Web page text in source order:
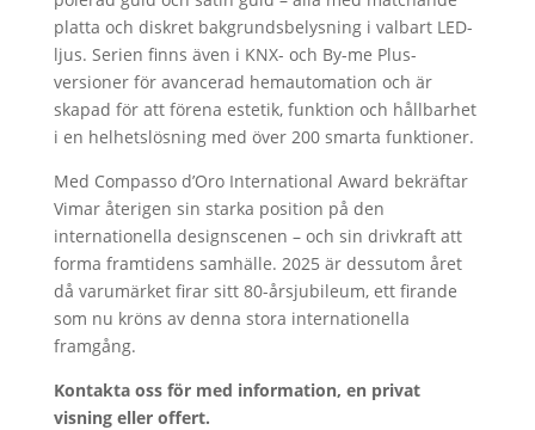
platta och diskret bakgrundsbelysning i valbart LED-
ljus. Serien finns även i KNX- och By-me Plus-
versioner för avancerad hemautomation och är
skapad för att förena estetik, funktion och hållbarhet
i en helhetslösning med över 200 smarta funktioner.
Med Compasso d’Oro International Award bekräftar
Vimar återigen sin starka position på den
internationella designscenen – och sin drivkraft att
forma framtidens samhälle. 2025 är dessutom året
då varumärket firar sitt 80-årsjubileum, ett firande
som nu kröns av denna stora internationella
framgång.
Kontakta oss för med information, en privat
visning eller offert.